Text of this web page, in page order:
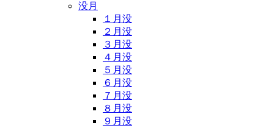
没月
１月没
２月没
３月没
４月没
５月没
６月没
７月没
８月没
９月没